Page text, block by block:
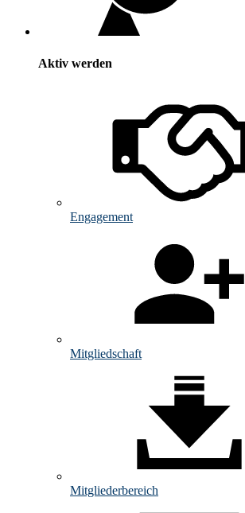
Aktiv werden
Engagement
Mitgliedschaft
Mitglieder­bereich